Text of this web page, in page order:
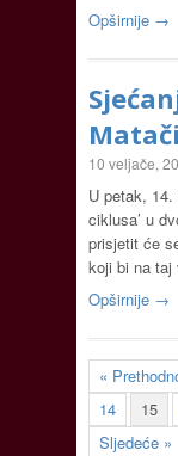
Opširnije →
10 veljače,
U petak,
ciklusa’ u
prisjetit će
koji bi na
Opširnije →
«
14
15
Sljedeće »